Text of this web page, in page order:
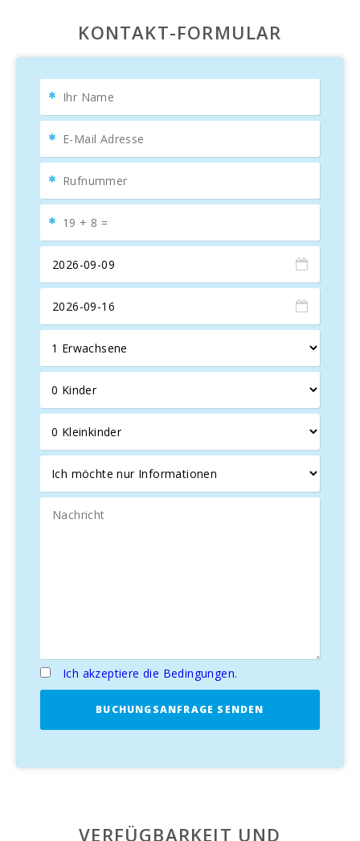
KONTAKT-FORMULAR
Ich akzeptiere die Bedingungen.
BUCHUNGSANFRAGE SENDEN
VERFÜGBARKEIT UND